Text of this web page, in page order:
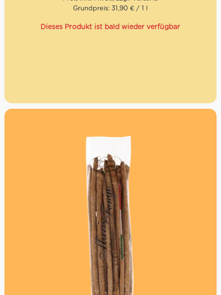
mediterranichen Küche klar zum Ausdruck. Der
landwirtschaftliche Familienbetrieb Converso befindet
sich in der bezauberten Stadt Rossano. Rossano liegt
zwischen dem Ionischen Meer und dem Sila-Gebirge im
Temperaturen, aber in voller Achtung der Traditionen
Mengenrabatt: erhalte beim Kauf von 3 nativen
Olivenölen Extra 12% Rabatt pro Artikel
Grundpreis: 31,90 € / 1 l
Dieses Produkt ist bald wieder verfügbar